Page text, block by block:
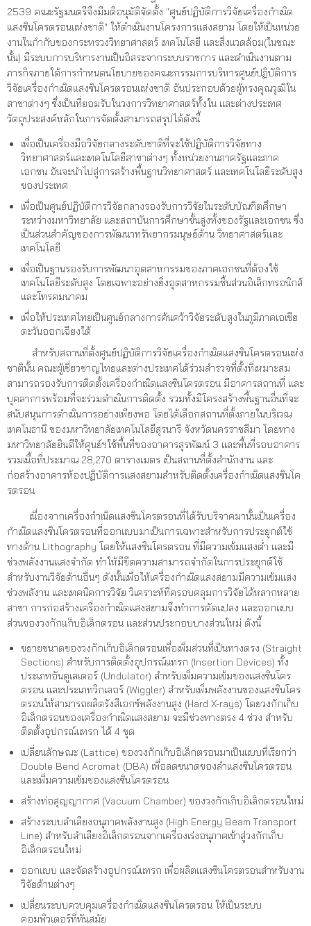
2539 คณะรัฐมนตรีจึงมีมติอนุมัติจัดตั้ง "ศูนย์ปฏิบัติการวิจัยเครื่องกำเนิด
แสงซินโครตรอนแห่งชาติ" ให้ดำเนินงานโครงการแสงสยาม โดยให้เป็นหน่วย
งานในกำกับของกระทรวงวิทยาศาสตร์ เทคโนโลยี และสิ่งแวดล้อม(ในขณะ
นั้น) มีระบบการบริหารงานเป็นอิสระจากระบบราชการ และดำเนินงานตาม
ภารกิจภายใต้การกำหนดนโยบายของคณะกรรมการบริหารศูนย์ปฏิบัติการ
วิจัยเครื่องกำเนิดแสงซินโครตรอนแห่งชาติ อันประกอบด้วยผู้ทรงคุณวุฒิใน
สาขาต่างๆ ซึ่งเป็นที่ยอมรับในวงการวิทยาศาสตร์ทั้งใน และต่างประเทศ
วัตถุประสงค์หลักในการจัดตั้งสามารถสรุปได้ดังนี้
เพื่อเป็นเครื่องมือวิจัยกลางระดับชาติที่จะใช้ปฏิบัติการวิจัยทาง
วิทยาศาสตร์และเทคโนโลยีสาขาต่างๆ ทั้งหน่วยงานภาครัฐและภาค
เอกชน อันจะนำไปสู่การสร้างพื้นฐานวิทยาศาสตร์ และเทคโนโลยีระดับสูง
ของประเทศ
เพื่อเป็นศูนย์ปฏิบัติการวิจัยกลางรองรับการวิจัยในระดับบัณฑิตศึกษา
ระหว่างมหาวิทยาลัย และสถาบันการศึกษาขั้นสูงทั้งของรัฐและเอกชน ซึ่ง
เป็นส่วนสำคัญของการพัฒนาทรัพยากรมนุษย์ด้าน วิทยาศาสตร์และ
เทคโนโลยี
เพื่อเป็นฐานรองรับการพัฒนาอุตสาหกรรมของภาคเอกชนที่ต้องใช้
เทคโนโลยีระดับสูง โดยเฉพาะอย่างยิ่งอุตสาหกรรมชิ้นส่วนอิเล็กทรอนิกส์
และโทรคมนาคม
เพื่อให้ประเทศไทยเป็นศูนย์กลางการค้นคว้าวิจัยระดับสูงในภูมิภาคเอเชีย
ตะวันออกเฉียงใต้
สำหรับสถานที่ตั้งศูนย์ปฏิบัติการวิจัยเครื่องกำเนิดแสงซินโครตรอนแห่ง
ชาตินั้น คณะผู้เชี่ยวชาญไทยและต่างประเทศได้ร่วมสำรวจที่ตั้งที่เหมาะสม
สามารถรองรับการติดตั้งเครื่องกำเนิดแสงซินโครตรอน มีอาคารสถานที่ และ
บุคลาการพร้อมที่จะร่วมดำเนินการติดตั้ง รวมทั้งมีโครงสร้างพื้นฐานอื่นที่จะ
สนับสนุนการดำเนินการอย่างเพียงพอ โดยได้เลือกสถานที่ตั้งภายในบริเวณ
เทคโนธานี ของมหาวิทยาลัยเทคโนโลยีสุรนารี จังหวัดนครราชสีมา โดยทาง
มหาวิทยาลัยยินดีให้ศูนย์ฯใช้พื้นที่ของอาคารสุรพัฒน์ 3 และพื้นที่รอบอาคาร
รวมเนื้อที่ประมาณ 28,270 ตารางเมตร เป็นสถานที่ตั้งสำนักงาน และ
ก่อสร้างอาคารห้องปฏิบัติการแสงสยามสำหรับติดตั้งเครื่องกำเนิดแสงซินโค
รตรอน
เนื่องจากเครื่องกำเนิดแสงซินโครตรอนที่ได้รับบริจาคมานั้นเป็นเครื่อง
กำเนิดแสงซินโครตรอนที่ออกแบบมาเป็นการเฉพาะสำหรับการประยุกต์ใช้
ทางด้าน Lithography โดยให้แสงซินโครตรอน ที่มีความเข้มแสงต่ำ และมี
ช่วงพลังงานแสงจำกัด ทำให้มีขีดความสามารถจำกัดในการประยุกต์ใช้
สำหรับงานวิจัยด้านอื่นๆ ดังนั้นเพื่อให้เครื่องกำเนิดแสงสยามมีความเข้มแสง
ช่วงพลังาน และเทคนิคการวิจัย วิเคราะห์ที่ครอบคลุมการวิจัยได้หลากหลาย
สาขา การก่อสร้างเครื่องกำเนิดแสงสยามจึงทำการดัดแปลง และออกแบบ
ส่วนของวงกักเเก็บอิเล็กตรอน และส่วนประกอบบางส่วนใหม่ ดังนี้
ขยายขนาดของวงกักเก็บอิเล็กตรอนเพื่อเพิ่มส่วนที่เป็นทางตรง (Straight
Sections) สำหรับการติดตั้งอุปกรณ์แทรก (Insertion Devices) ทั้ง
ประเภทอันดูเลเตอร์ (Undulator) สำหรับเพิ่มความเข้มของแสงซินโคร
ตรอน และประเภทวิกเลอร์ (Wiggler) สำหรับเพิ่มพลังงานของแสงซินโคร
ตรอนให้สามารถผลิตรังสีเอกซ์พลังงานสูง (Hard X-rays) โดยวงกักเก็บ
อิเล็กตรอนของเครื่องกำเนิดแสงสยาม จะมีช่วงทางตรง 4 ช่วง สำหรับ
ติดตั้งอุปกรณ์แทรก ได้ 4 ชุด
เปลี่ยนลักษณะ (Lattice) ของวงกักเก็บอิเล็กตรอนมาเป็นแบบที่เรียกว่า
Double Bend Acromat (DBA) เพื่อลดขนาดของลำแสงซินโครตรอน
และเพิ่มความเข้มของแสงซินโครตรอน
สร้างท่อสุญญากาศ (Vacuum Chamber) ของวงกักเก็บอิเล็กตรอนใหม่
สร้างระบบลำเลียงอนุภาคพลังงานสูง (High Energy Beam Transport
Line) สำหรับลำเลียงอิเล็กตรอนจากเครื่องเร่งอนุภาคเข้าสู่วงกักเก็บ
อิเล็กตรอนใหม่
ออกแบบ และจัดสร้างอุปกรณ์แทรก เพื่อผลิตแสงซินโครตรอนสำหรับงาน
วิจัยด้านต่างๆ
เปลี่ยนระบบควบคุมเครื่องกำเนิดแสงซินโครตรอน ให้เป็นระบบ
คอมพิวเตอร์ที่ทันสมัย